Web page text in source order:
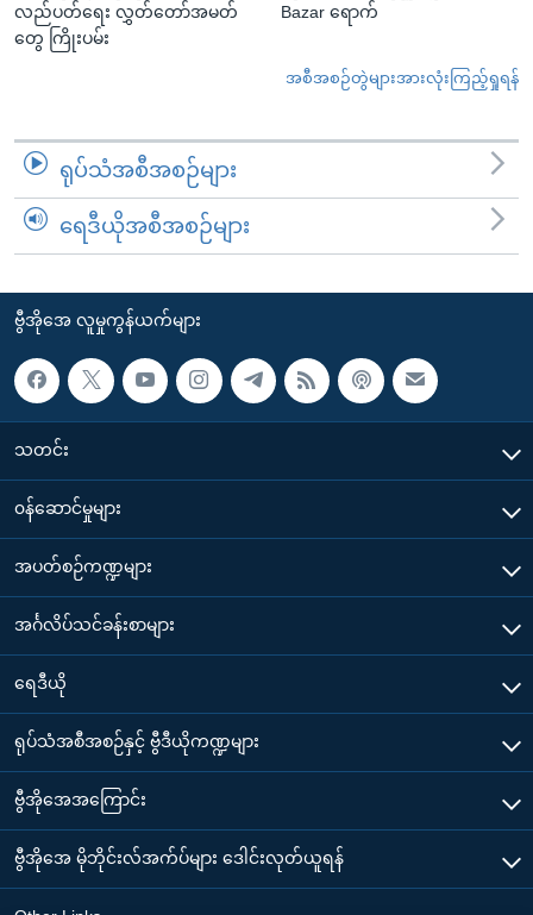
လည်ပတ်ရေး လွှတ်တော်အမတ်
တွေ ကြိုးပမ်း
Bazar ရောက်
အစီအစဉ်တွဲများအားလုံးကြည့်ရှုရန်
ရုပ်သံအစီအစဉ်များ
ရေဒီယိုအစီအစဉ်များ
ဗွီအိုအေ လူမှုကွန်ယက်များ
သတင်း
၀န်ဆောင်မှုများ
အပတ်စဉ်ကဏ္ဍများ
အင်္ဂလိပ်သင်ခန်းစာများ
ရေဒီယို
ရုပ်သံအစီအစဉ်နှင့် ဗွီဒီယိုကဏ္ဍများ
ဗွီအိုအေအကြောင်း
ဗွီအိုအေ မိုဘိုင်းလ်အက်ပ်များ ဒေါင်းလုတ်ယူရန်